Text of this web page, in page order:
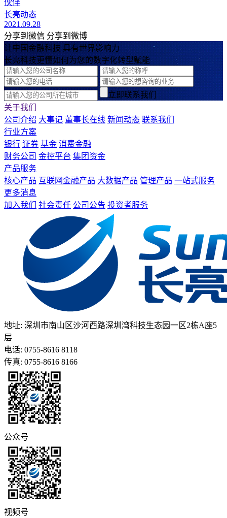
伙伴
长亮动态
2021.09.28
分享到微信 分享到微博
让中国金融科技 具有世界影响力
长亮科技更懂如何为您的数字化转型赋能
立即联系我们
关于我们
公司介绍 大事记 董事长在线 新闻动态 联系我们
行业方案
银行 证券 基金 消费金融
财务公司 金控平台 集团资金
产品服务
核心产品 互联网金融产品 大数据产品 管理产品 一站式服务
更多消息
加入我们
社会责任 公司公告 投资者服务
地址: 深圳市南山区沙河西路深圳湾科技生态园一区2栋A座5
层
电话: 0755-8616 8118
传真: 0755-8616 8166
公众号
视频号